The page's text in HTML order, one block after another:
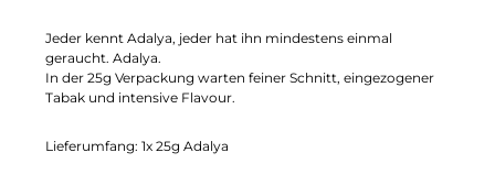
Jeder kennt Adalya, jeder hat ihn mindestens einmal
geraucht. Adalya.
In der 25g Verpackung warten feiner Schnitt, eingezogener
Tabak und intensive Flavour.
Lieferumfang: 1x 25g Adalya